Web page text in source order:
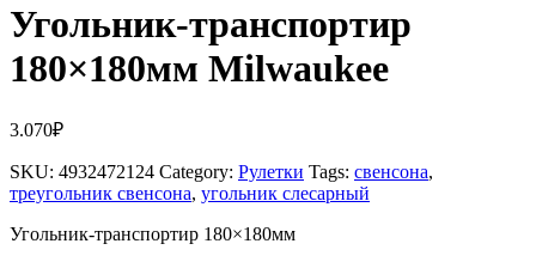
Угольник-транспортир
180×180мм Milwaukee
3.070₽
SKU: 4932472124 Category: Рулетки Tags: свенсона,
треугольник свенсона, угольник слесарный
Угольник-транспортир 180×180мм